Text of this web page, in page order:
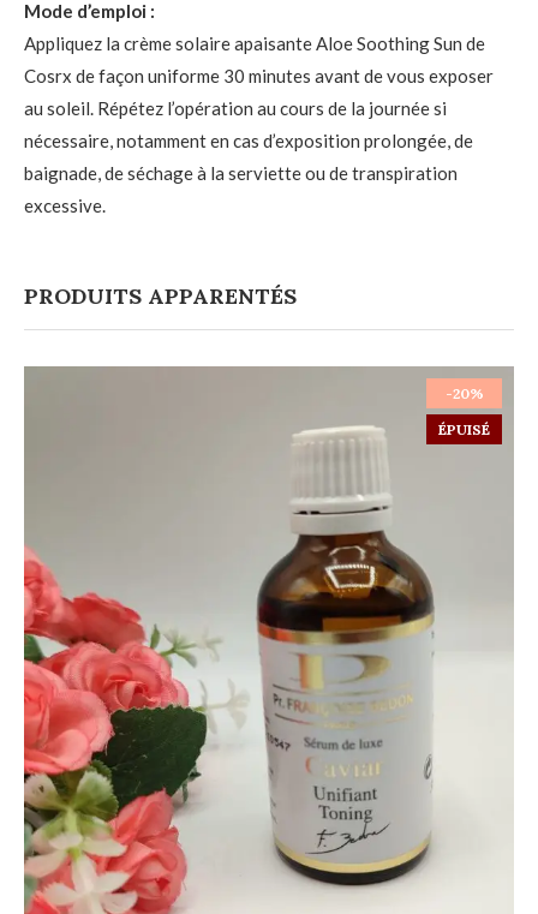
Mode d’emploi :
Appliquez la crème solaire apaisante Aloe Soothing Sun de
Cosrx de façon uniforme 30 minutes avant de vous exposer
au soleil. Répétez l’opération au cours de la journée si
nécessaire, notamment en cas d’exposition prolongée, de
baignade, de séchage à la serviette ou de transpiration
excessive.
PRODUITS APPARENTÉS
-20%
ÉPUISÉ